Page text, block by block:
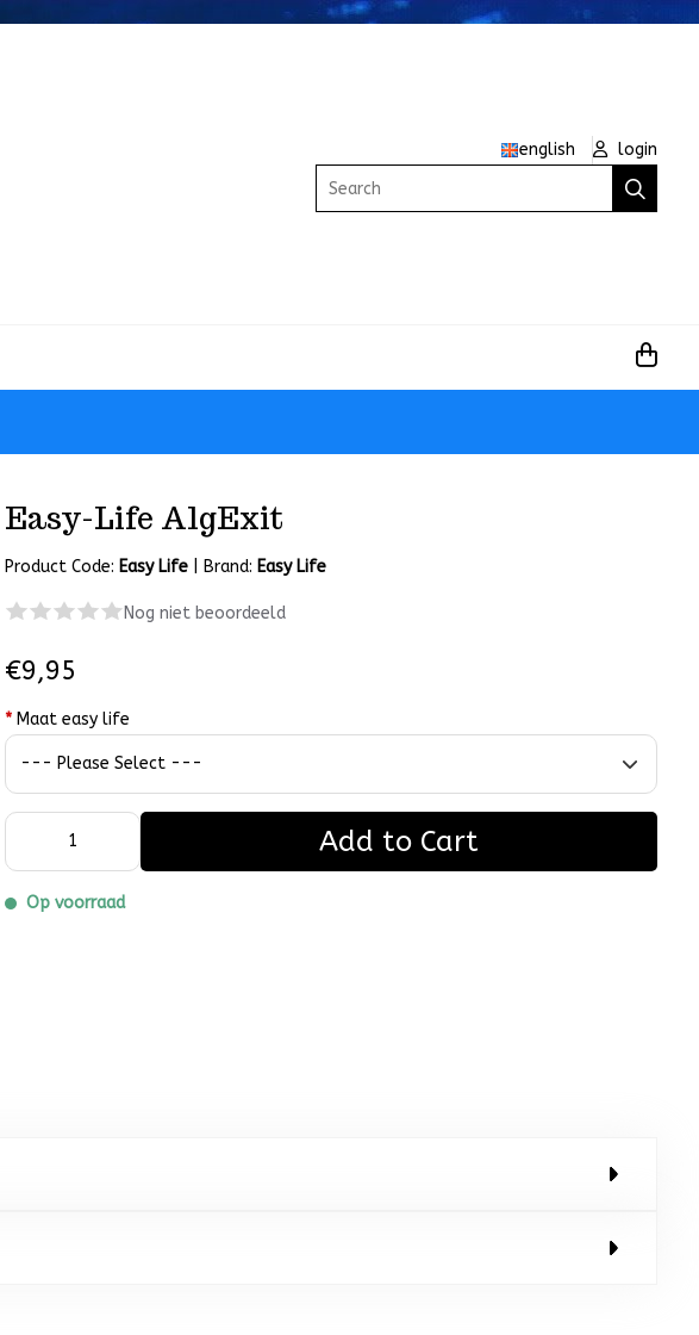
english
login
Search
Easy-Life AlgExit
Product Code: Easy Life Brand: Easy Life
Nog niet beoordeeld
€9,95
* Maat easy life
Add to Cart
Op voorraad